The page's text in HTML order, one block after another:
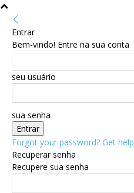
Entrar
Bem-vindo! Entre na sua conta
seu usuário
sua senha
Forgot your password? Get help
Recuperar senha
Recupere sua senha